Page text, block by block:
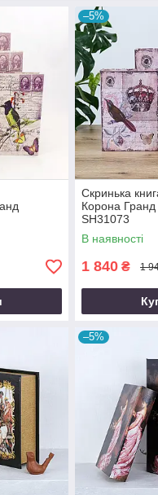
–5%
Скринька
Корона
SH31073
В наявності
1 840 ₴ 1
–5%